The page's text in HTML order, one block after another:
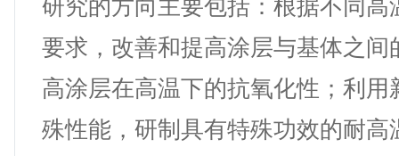
研究的方向主要包括：根据不同高
要求，改善和提高涂层与基体之间
高涂层在高温下的抗氧化性；利用
殊性能，研制具有特殊功效的耐高